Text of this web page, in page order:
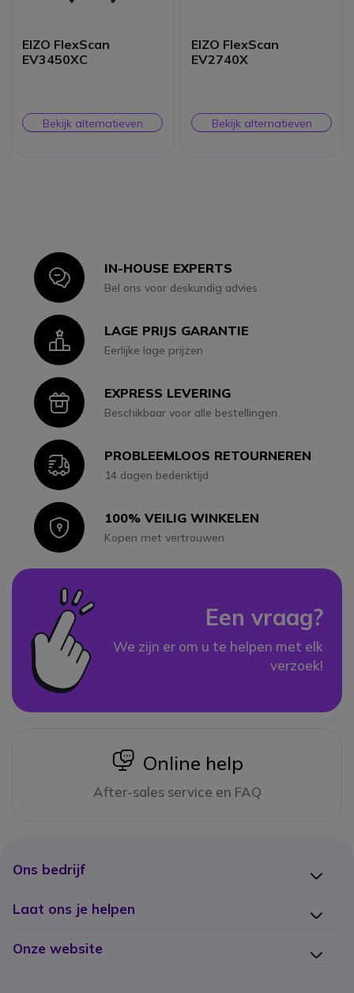
EIZO FlexScan
EV3450XC
Bekijk alternatieven
EIZO FlexScan
EV2740X
Bekijk alternatieven
IconIN-HOUSE EXPERTS
Bel ons voor deskundig advies
IconLAGE PRIJS GARANTIE
Eerlijke lage prijzen
IconEXPRESS LEVERING
Beschikbaar voor alle bestellingen
IconPROBLEEMLOOS RETOURNEREN
14 dagen bedenktijd
Icon100% VEILIG WINKELEN
Kopen met vertrouwen
Een vraag?
We zijn er om u te helpen met elk
verzoek!
icon
Online help
After-sales service en FAQ
Ons bedrijf
Laat ons je helpen
Onze website